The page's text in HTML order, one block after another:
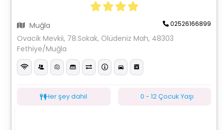
Muğla 02526166899
Ovacik Mevkii, 78.Sokak, Ölüdeniz Mah, 48303
Fethiye/Muğla
Her şey dahil 0 - 12 Çocuk Yaşı